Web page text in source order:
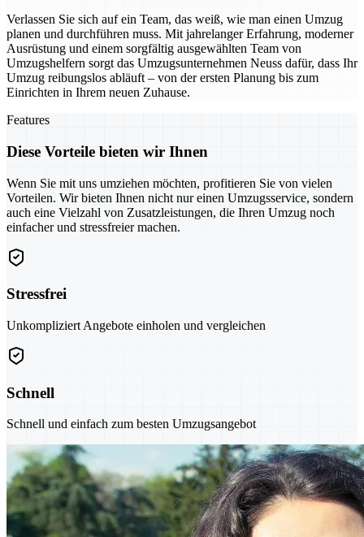
Verlassen Sie sich auf ein Team, das weiß, wie man einen Umzug
planen und durchführen muss. Mit jahrelanger Erfahrung, moderner
Ausrüstung und einem sorgfältig ausgewählten Team von
Umzugshelfern sorgt das Umzugsunternehmen Neuss dafür, dass Ihr
Umzug reibungslos abläuft – von der ersten Planung bis zum
Einrichten in Ihrem neuen Zuhause.
Features
Diese Vorteile bieten wir Ihnen
Wenn Sie mit uns umziehen möchten, profitieren Sie von vielen
Vorteilen. Wir bieten Ihnen nicht nur einen Umzugsservice, sondern
auch eine Vielzahl von Zusatzleistungen, die Ihren Umzug noch
einfacher und stressfreier machen.
Stressfrei
Unkompliziert Angebote einholen und vergleichen
Schnell
Schnell und einfach zum besten Umzugsangebot